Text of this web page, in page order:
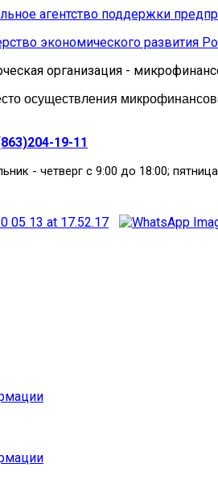
экономического развития
организация -
осуществления
19-11
- четверг с 9:00 до 18:00;